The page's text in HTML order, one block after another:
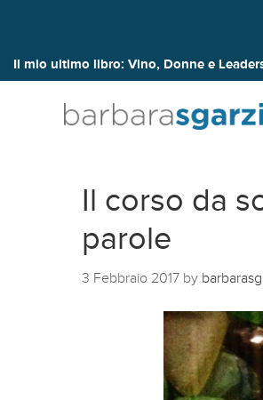
Il mio ultimo libro: Vino, Donne e
Il corso da
parole
3 Febbraio 2017 by